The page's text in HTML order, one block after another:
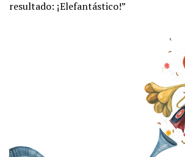
resultado: ¡Elefantástico!”